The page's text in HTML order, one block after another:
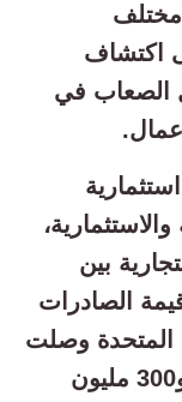
اكتشاف
الصعاب في
بين
الصادرات
المتحدة وصلت
في عام 2021 إلى أكثر من مليار و300 مليون